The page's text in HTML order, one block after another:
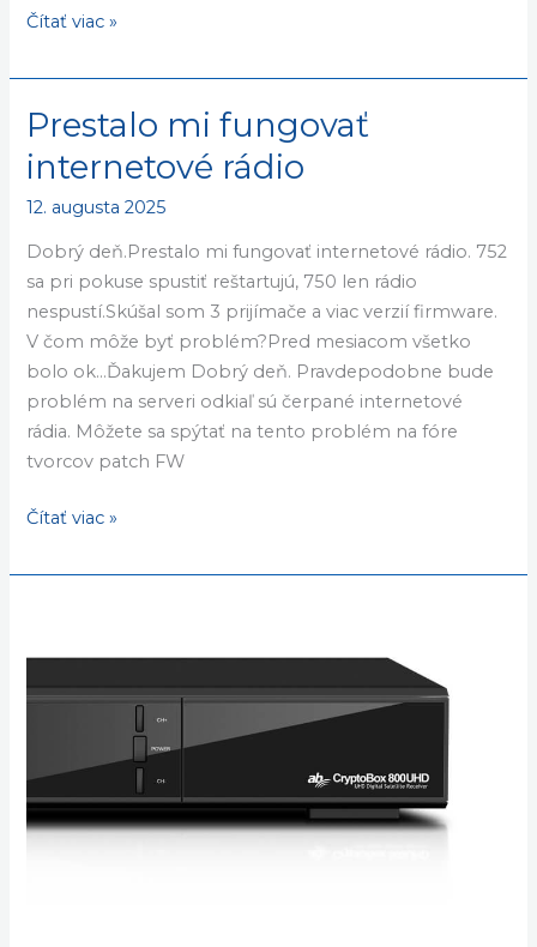
Čítať viac »
Prestalo mi fungovať
internetové rádio
12. augusta 2025
Dobrý deň.Prestalo mi fungovať internetové rádio. 752
sa pri pokuse spustiť reštartujú, 750 len rádio
nespustí.Skúšal som 3 prijímače a viac verzií firmware.
V čom môže byť problém?Pred mesiacom všetko
bolo ok…Ďakujem Dobrý deň. Pravdepodobne bude
problém na serveri odkiaľ sú čerpané internetové
rádia. Môžete sa spýtať na tento problém na fóre
tvorcov patch FW
Prestalo
fungovať
internetové
Čítať viac »
monoblock
prijímačoch
AB